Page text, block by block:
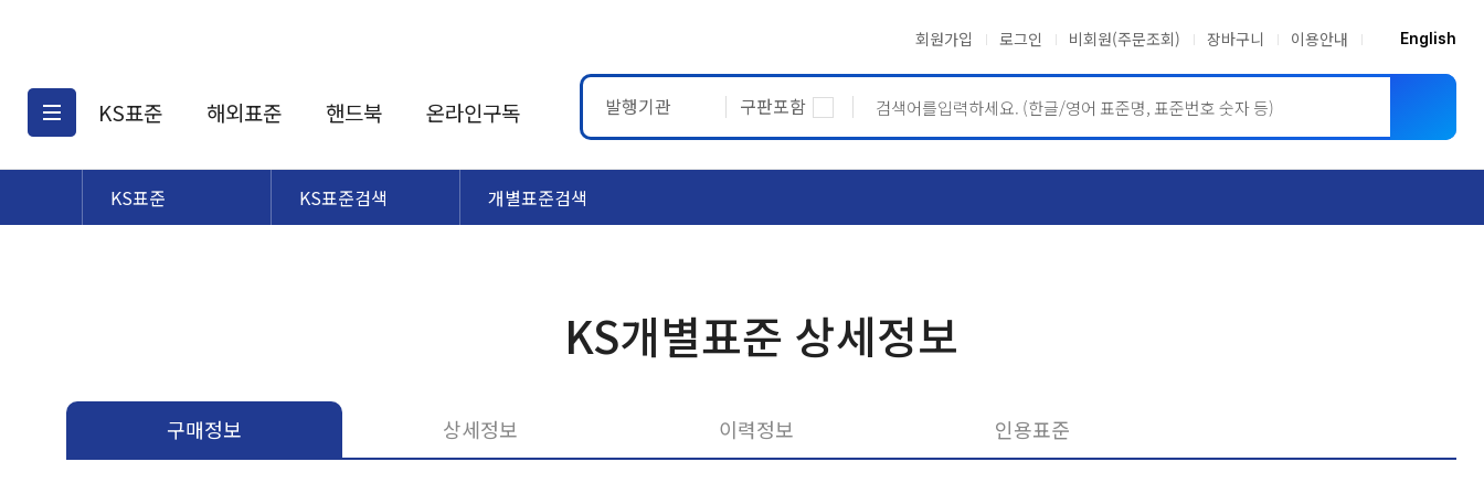
회원가입 로그인 비회원(주문조회) 장바구니 이용안내 English
KS표준
KS표준검색
해외표준
해외표준검색
핸드북 온라인구독 발행기관 구판포함
KS표준 KS표준검색 개별표준검색
KS개별표준 상세정보
구매정보 상세정보 이력정보 인용표준